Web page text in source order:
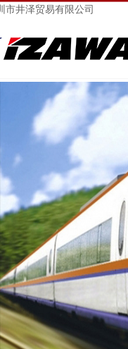
市井泽贸易有限公司